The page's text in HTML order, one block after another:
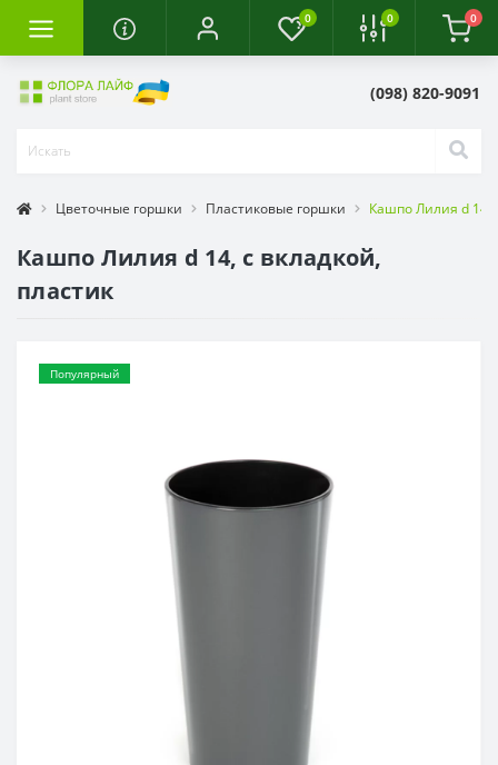
0 0 0
(098) 820-9091
Цветочные горшки Пластиковые горшки Кашпо Лилия d 14,
Кашпо Лилия d 14, с вкладкой,
пластик
Популярный